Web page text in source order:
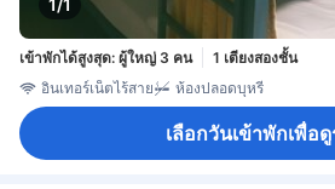
เข้าพักได้สูงสุด: ผู้ใหญ่ 3 คน
1 เตียงสองชั้น
อินเทอร์เน็ตไร้สาย
ห้องปลอดบุหรี่
เลือกวันเข้าพักเพื่อ